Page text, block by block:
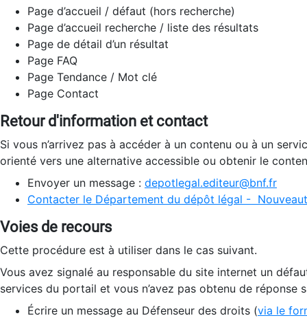
Page d’accueil / défaut (hors recherche)
Page d’accueil recherche / liste des résultats
Page de détail d’un résultat
Page FAQ
Page Tendance / Mot clé
Page Contact
Retour d'information et contact
Si vous n’arrivez pas à accéder à un contenu ou à un
orienté vers une alternative accessible ou obtenir le
Envoyer un message : depotlegal.editeur@bnf.fr
Contacter le Département du dépôt légal -
Voies de recours
Cette procédure est à utiliser dans le cas suivant.
Vous avez signalé au responsable du site internet un
services du portail et vous n’avez pas obtenu de réponse
Écrire un message au Défenseur des droits (via le